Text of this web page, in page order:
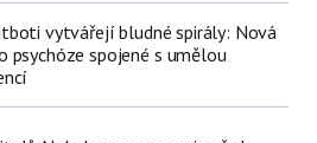
vytvářejí bludné spirály: Nová
psychóze spojené s umělou